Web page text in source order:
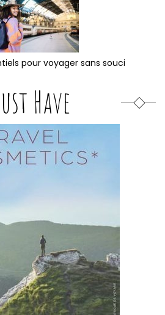
pour voyager sans souci
Have